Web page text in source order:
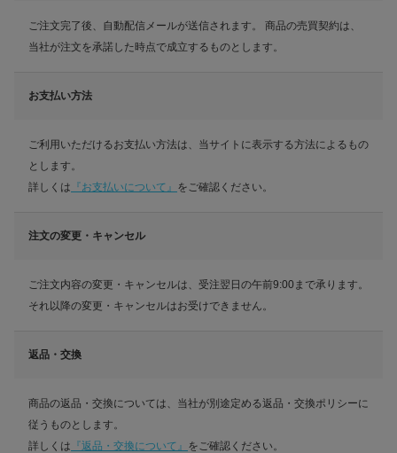
ご注文完了後、自動配信メールが送信されます。 商品の売買契約は、
当社が注文を承諾した時点で成立するものとします。
お支払い方法
ご利用いただけるお支払い方法は、当サイトに表示する方法によるもの
とします。
詳しくは 『お支払いについて』 をご確認ください。
注文の変更・キャンセル
ご注文内容の変更・キャンセルは、受注翌日の午前9:00まで承ります。
それ以降の変更・キャンセルはお受けできません。
返品・交換
商品の返品・交換については、当社が別途定める返品・交換ポリシーに
従うものとします。
詳しくは 『返品・交換について』 をご確認ください。